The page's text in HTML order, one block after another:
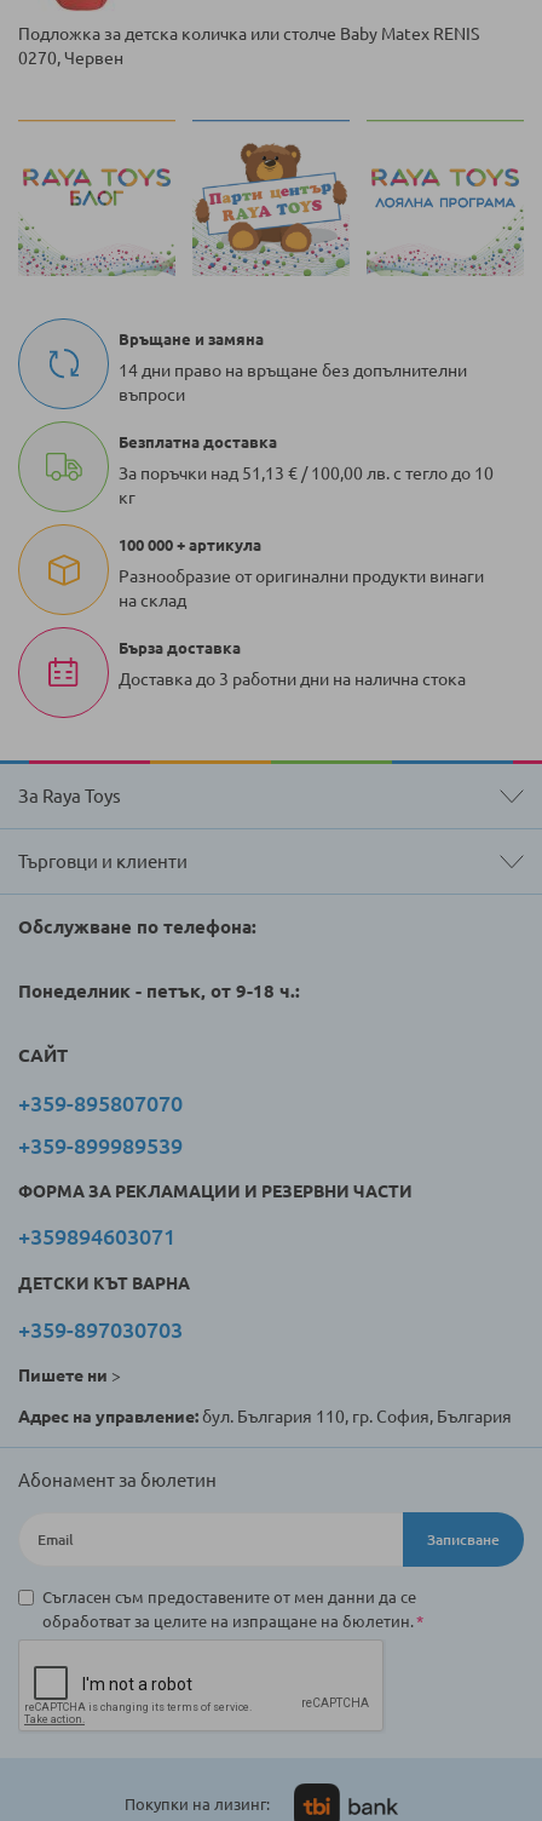
Подложка за детска количка или столче Baby Matex RENIS
0270, Червен
Връщане и замяна
14 дни право на връщане без допълнителни
въпроси
Безплатна доставка
За поръчки над 51,13 € / 100,00 лв. с тегло до 10
кг
100 000 + артикула
Разнообразие от оригинални продукти винаги
на склад
Бърза доставка
Доставка до 3 работни дни на налична стока
За Raya Toys
Търговци и клиенти
Обслужване по телефона:
Понеделник - петък, от 9-18 ч.:
САЙТ
+359-895807070
+359-899989539
ФОРМА ЗА РЕКЛАМАЦИИ И РЕЗЕРВНИ ЧАСТИ
+359894603071
ДЕТСКИ КЪТ ВАРНА
+359-897030703
Пишете ни >
Адрес на управление:бул. България 110, гр. София, България
Абонамент за бюлетин
Записване
Съгласен съм предоставените от мен данни да се
обработват за целите на изпращане на бюлетин.
Покупки на лизинг: